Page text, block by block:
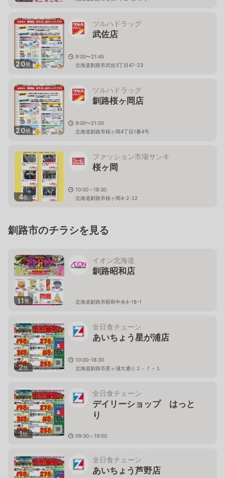
20枚
ツルハドラッグ
武佐店
9:00〜21:45
北海道釧路市武佐3丁目47-23
20枚
ツルハドラッグ
釧路桜ヶ岡店
9:00〜21:00
北海道釧路市桜ヶ岡4丁目1番4号
4枚
ファッション市場サンキ
桜ヶ岡
10:00～18:30
北海道釧路市桜ヶ岡4-2-22
釧路市のチラシを見る
11枚
イオン北海道
釧路昭和店
北海道釧路市昭和中央4-18-1
2枚
全日食チェーン
あいちょう星が浦店
10:00-18:30
北海道釧路市星ヶ浦大通り２－７－１
1枚
全日食チェーン
デイリーショップ はっと
り
09:30～19:00
全日食チェーン
あいちょう芦野店